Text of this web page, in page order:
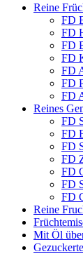
Reine
FD
FD
FD
FD
FD
FD
FD
Reines
FD
FD
FD
FD
FD
FD
FD
Reine
Mit Öl